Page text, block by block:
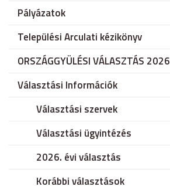
Pályázatok
Települési Arculati kézikönyv
ORSZÁGGYÜLÉSI VÁLASZTÁS 2026
Választási Információk
Választási szervek
Választási ügyintézés
2026. évi választás
Korábbi választások